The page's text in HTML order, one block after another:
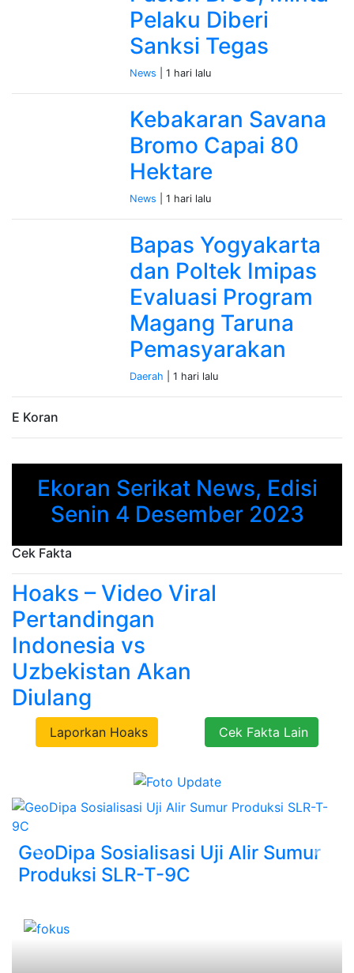
Pelaku Diberi
Sanksi Tegas
News | 1 hari lalu
Kebakaran Savana
Bromo Capai 80
Hektare
News | 1 hari lalu
Bapas Yogyakarta
dan Poltek Imipas
Evaluasi Program
Magang Taruna
Pemasyarakan
Daerah | 1 hari lalu
E Koran
Ekoran Serikat News, Edisi
Senin 4 Desember 2023
Previous
Cek Fakta
Hoaks – Video Viral
Pertandingan
Indonesia vs
Uzbekistan Akan
Diulang
Laporkan Hoaks Cek Fakta Lain
GeoDipa Sosialisasi Uji Alir Sumur
Produksi SLR-T-9C
Previous Next